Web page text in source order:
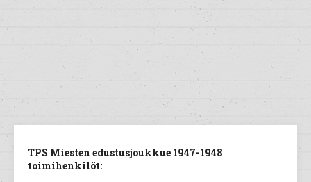
TPS Miesten edustusjoukkue 1947-1948
toimihenkilöt: